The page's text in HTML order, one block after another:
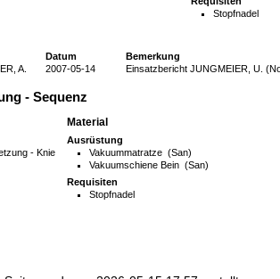
Stopfnadel
Datum
Bemerkung
A. 2007-05-14 Einsatzbericht JUNGMEIER, U.
- Sequenz
- Knie
Material
Ausrüstung
Vakuummatratze (San)
Vakuumschiene Bein (San)
Requisiten
Stopfnadel